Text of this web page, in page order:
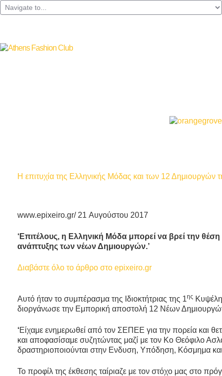
H επιτυχία της Ελληνικής Μόδας και των 12
www.epixeiro.gr/ 21 Αυγούστου 2017
‘Επιτέλους, η Ελληνική Μόδα μπορεί να βρεί την θέση
ανάπτυξης των νέων Δημιουργών.’
Διαβάστε όλο το άρθρο στο epixeiro.gr
Αυτό ήταν το συμπέρασμα της Ιδιοκτήτριας της 1ης
διοργάνωσε την Εμπορική αποστολή 12 Νέων
‘Είχαμε ενημερωθεί από τον ΣΕΠΕΕ για την πορεία και
και αποφασίσαμε συζητώντας μαζί με τον Κο Θεόφιλο
δραστηριοποιούνται στην Ενδυση, Υπόδηση, Κόσμημα
Το προφίλ της έκθεσης ταίριαζε με τον στόχο μας στο